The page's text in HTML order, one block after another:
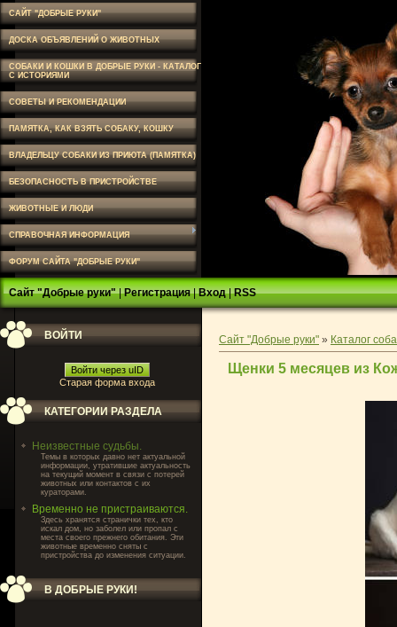
САЙТ "ДОБРЫЕ РУКИ"
ДОСКА ОБЪЯВЛЕНИЙ О ЖИВОТНЫХ
СОБАКИ И КОШКИ В ДОБРЫЕ РУКИ - КАТАЛОГ
С ИСТОРИЯМИ
СОВЕТЫ И РЕКОМЕНДАЦИИ
ПАМЯТКА, КАК ВЗЯТЬ СОБАКУ, КОШКУ
ВЛАДЕЛЬЦУ СОБАКИ ИЗ ПРИЮТА (ПАМЯТКА)
БЕЗОПАСНОСТЬ В ПРИСТРОЙСТВЕ
ЖИВОТНЫЕ И ЛЮДИ
СПРАВОЧНАЯ ИНФОРМАЦИЯ
ФОРУМ САЙТА "ДОБРЫЕ РУКИ"
Сайт "Добрые руки"|Регистрация|Вход|RSS
ВОЙТИ
Войти через uID
Старая форма входа
КАТЕГОРИИ РАЗДЕЛА
Неизвестные судьбы.
Темы в которых давно нет актуальной
информации, утратившие актуальность
на текущий момент в связи с потерей
животных или контактов с их
кураторами.
Временно не пристраиваются.
Здесь хранятся странички тех, кто
искал дом, но заболел или пропал с
места своего прежнего обитания. Эти
животные временно сняты с
пристройства до изменения ситуации.
В ДОБРЫЕ РУКИ!
Сайт "Добрые руки" » Каталог
Щенки 5 месяцев из